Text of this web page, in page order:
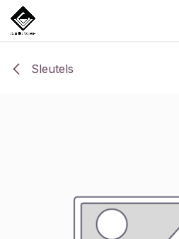
Overslaan naar inhoud
Sleutels